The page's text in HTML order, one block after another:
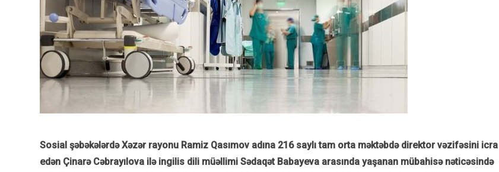
Sosial şəbəkələrdə Xəzər rayonu Ramiz Qasımov adına 216 saylı tam orta məktəbdə direktor vəzifəsini icra
edən Çinarə Cəbrayılova ilə ingilis dili müəllimi Sədaqət Babayeva arasında yaşanan mübahisə nəticəsində